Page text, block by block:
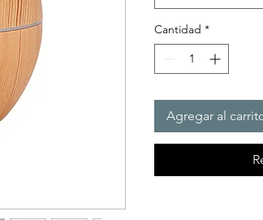
Cantidad *
Agregar al